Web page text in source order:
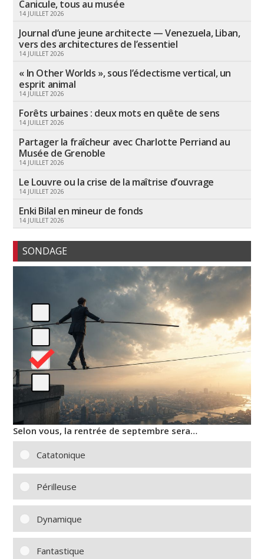
Canicule, tous au musée
14 JUILLET 2026
Journal d’une jeune architecte — Venezuela, Liban,
vers des architectures de l’essentiel
14 JUILLET 2026
« In Other Worlds », sous l’éclectisme vertical, un
esprit animal
14 JUILLET 2026
Forêts urbaines : deux mots en quête de sens
14 JUILLET 2026
Partager la fraîcheur avec Charlotte Perriand au
Musée de Grenoble
14 JUILLET 2026
Le Louvre ou la crise de la maîtrise d’ouvrage
14 JUILLET 2026
Enki Bilal en mineur de fonds
14 JUILLET 2026
SONDAGE
Selon vous, la rentrée de septembre sera…
Catatonique
Périlleuse
Dynamique
Fantastique